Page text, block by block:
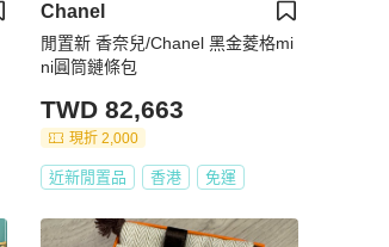
Chanel
閒置新 香奈兒/Chanel 黑金菱格mi
ni圓筒鏈條包
TWD 82,663
現折 2,000
近新閒置品 香港 免運